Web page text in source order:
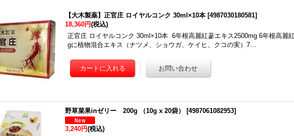
【大木製薬】正官庄 ロイヤルコンク 30ml×10本 [4987030180581]
18,360円(税込)
正官庄 ロイヤルコンク 30ml×10本 6年根高麗紅蔘エキス2500mg 6年根高麗
gに植物混合エキス（ナツメ、ショウガ、ケイヒ、クコの実）7…
野草菜果inゼリー 200g （10g x 20袋） [4987061082953]
3,240円(税込)